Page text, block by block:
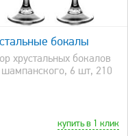
бокалы
хрустальных бокалов
6 шт, 210
купить в 1 клик